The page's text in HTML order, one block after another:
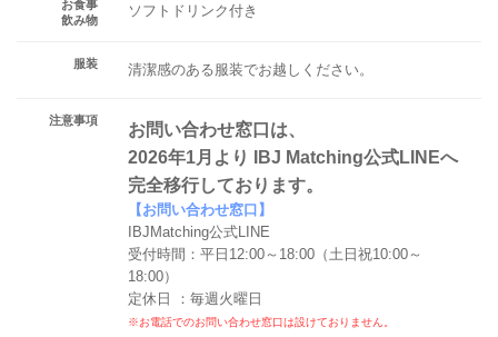
お食事
飲み物
ソフトドリンク付き
服装 清潔感のある服装でお越しください。
注意事項
お問い合わせ窓口は、
2026年1月より IBJ Matching公式LINEへ
完全移行しております。
【お問い合わせ窓口】
IBJMatching公式LINE
受付時間：平日12:00～18:00（土日祝10:00～
18:00）
定休日 ：毎週火曜日
※お電話でのお問い合わせ窓口は設けておりません。